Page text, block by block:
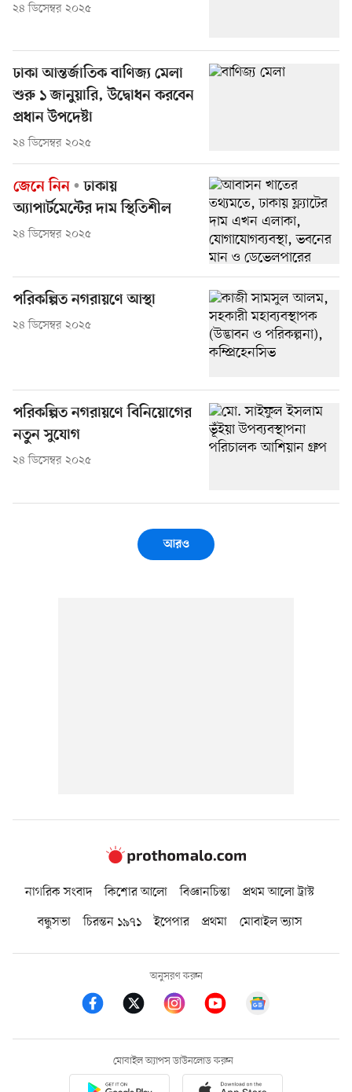
২৪ ডিসেম্বর ২০২৫
ঢাকা আন্তর্জাতিক বাণিজ্য মেলা
শুরু ১ জানুয়ারি, উদ্বোধন করবেন
প্রধান উপদেষ্টা
২৪ ডিসেম্বর ২০২৫
জেনে নিন
ঢাকায়
অ্যাপার্টমেন্টের দাম স্থিতিশীল
২৪ ডিসেম্বর ২০২৫
পরিকল্পিত নগরায়ণে আস্থা
২৪ ডিসেম্বর ২০২৫
পরিকল্পিত নগরায়ণে বিনিয়োগের
নতুন সুযোগ
২৪ ডিসেম্বর ২০২৫
আরও
নাগরিক সংবাদ কিশোর আলো বিজ্ঞানচিন্তা
প্রথম আলো ট্রাস্ট
বন্ধুসভা
চিরন্তন ১৯৭১ ইপেপার প্রথমা মোবাইল ভ্যাস
অনুসরণ করুন
মোবাইল অ্যাপস ডাউনলোড করুন